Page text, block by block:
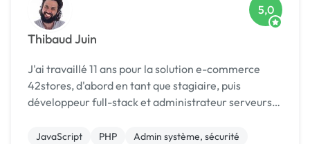
Thibaud Juin
5,0
J'ai travaillé 11 ans pour la solution e-commerce
42stores, d'abord en tant que stagiaire, puis
développeur full-stack et administrateur serveurs.
avec la croissance de l'entreprise. Notamment
JavaScript PHP
Admin système, sécurité